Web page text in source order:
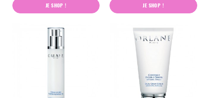
JE SHOP ! JE SHOP !